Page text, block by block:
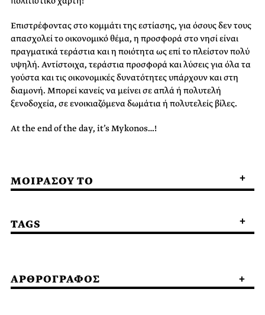
Επιστρέφοντας στο κομμάτι της εστίασης, για όσους δεν τους
απασχολεί το οικονομικό θέμα, η προσφορά στο νησί είναι
πραγματικά τεράστια και η ποιότητα ως επί το πλείστον πολύ
υψηλή. Αντίστοιχα, τεράστια προσφορά και λύσεις για όλα τα
γούστα και τις οικονομικές δυνατότητες υπάρχουν και στη
διαμονή. Μπορεί κανείς να μείνει σε απλά ή πολυτελή
ξενοδοχεία, σε ενοικιαζόμενα δωμάτια ή πολυτελείς βίλες.
At the end of the day, it’s Mykonos…!
ΜΟΙΡΑΣΟΥ ΤΟ
TAGS
ΑΡΘΡΟΓΡΑΦΟΣ